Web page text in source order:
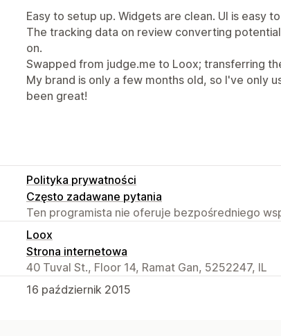
Easy to setup up. Widgets are clean. UI is easy
The tracking data on review converting
on.
Swapped from judge.me to Loox; transferring
My brand is only a few months old, so I've only
been great!
Polityka prywatności
Często zadawane pytania
Ten programista nie oferuje bezpośredniego
Loox
Strona internetowa
40 Tuval St., Floor 14, Ramat Gan, 5252247, IL
16 październik 2015